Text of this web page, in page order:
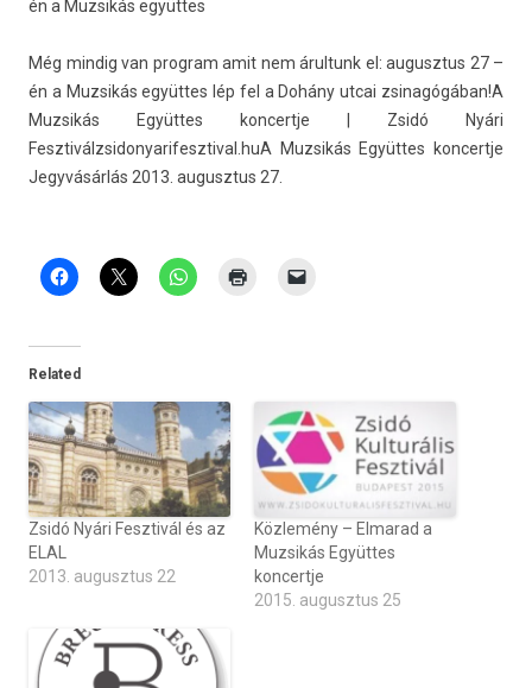
én a Muz­sikás együttes
Még min­dig van pro­gram amit nem árul­tunk el: augusztus 27 –
én a Muz­sikás együttes lép fel a Dohány utcai zsinagógában­!A
Muz­sikás Együttes kon­certje | Zsidó Nyári
Fesztiválzsidonyarifesztival.huA Muz­sikás Együttes kon­certje
Jegyvásárlás 2013. augusztus 27.
Related
Zsidó Nyári Fesztivál és az
ELAL
2013. augusztus 22
Közlemény – Elmarad a
Muzsikás Együttes
koncertje
2015. augusztus 25